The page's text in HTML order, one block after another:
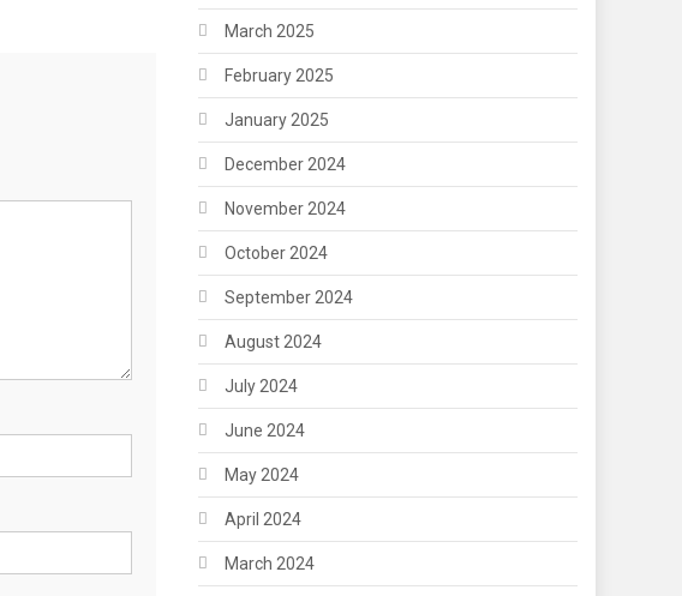
March 2025
February 2025
January 2025
December 2024
November 2024
October 2024
September 2024
August 2024
July 2024
June 2024
May 2024
April 2024
March 2024